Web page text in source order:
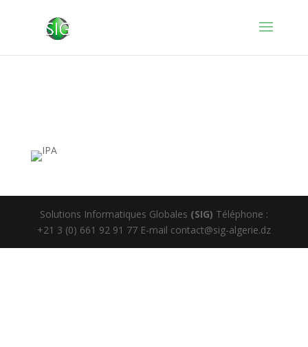
Solutions Informatiques Globales (SIG) Téléphone :
+21 3 (0) 661 92 91 77 E-mail contact@sig-algerie.dz